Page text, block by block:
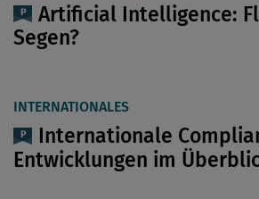
Artificial Intelligence:
Segen?
INTERNATIONALES
Internationale
Entwicklungen im